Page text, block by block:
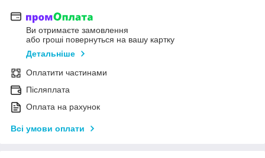
Ви отримаєте замовлення
або гроші повернуться на вашу картку
Детальніше
Оплатити частинами
Післяплата
Оплата на рахунок
Всі умови оплати